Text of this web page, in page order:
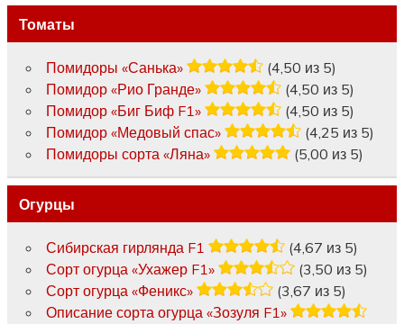
Томаты
Помидоры «Санька»
(4,50 из 5)
Помидор «Рио Гранде»
(4,50 из 5)
Помидор «Биг Биф F1»
(4,50 из 5)
Помидор «Медовый спас»
(4,25 из 5)
Помидоры сорта «Ляна»
(5,00 из 5)
Огурцы
Сибирская гирлянда F1
(4,67 из 5)
Сорт огурца «Ухажер F1»
(3,50 из 5)
Сорт огурца «Феникс»
(3,67 из 5)
Описание сорта огурца «Зозуля F1»